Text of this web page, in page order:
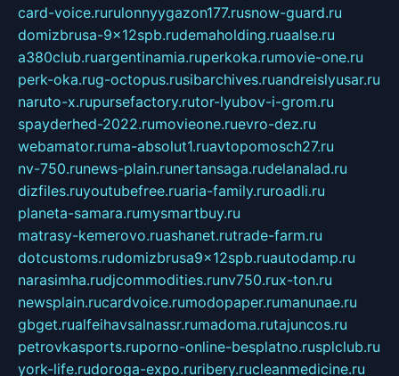
card-voice.rurulonnyygazon177.rusnow-guard.ru
domizbrusa-9x12spb.rudemaholding.ruaalse.ru
a380club.ruargentinamia.ruperkoka.rumovie-one.ru
perk-oka.rug-octopus.rusibarchives.ruandreislyusar.ru
naruto-x.rupursefactory.rutor-lyubov-i-grom.ru
spayderhed-2022.rumovieone.ruevro-dez.ru
webamator.ruma-absolut1.ruavtopomosch27.ru
nv-750.runews-plain.runertansaga.rudelanalad.ru
dizfiles.ruyoutubefree.ruaria-family.ruroadli.ru
planeta-samara.rumysmartbuy.ru
matrasy-kemerovo.ruashanet.rutrade-farm.ru
dotcustoms.rudomizbrusa9x12spb.ruautodamp.ru
narasimha.rudjcommodities.runv750.rux-ton.ru
newsplain.rucardvoice.rumodopaper.rumanunae.ru
gbget.rualfeihavsalnassr.rumadoma.rutajuncos.ru
petrovkasports.ruporno-online-besplatno.rusplclub.ru
york-life.rudoroga-expo.ruribery.rucleanmedicine.ru